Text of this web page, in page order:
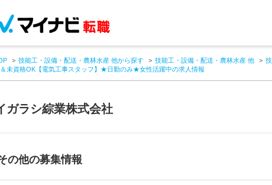
技能工・設備・配送・農林水産 他から探す 技能工・設備・配送・農林水産 他
未資格OK【電気工事スタッフ】★日勤のみ★女性活躍中の求人情報
ガラシ綜業株式会社
の他の募集情報